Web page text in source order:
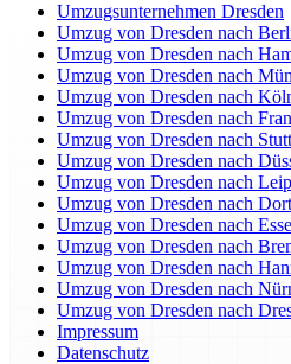
Umzugsunternehmen Dresden
Umzug von Dresden nach
Umzug von Dresden nach
Umzug von Dresden nach
Umzug von Dresden nach
Umzug von Dresden nach
Umzug von Dresden nach
Umzug von Dresden nach
Umzug von Dresden nach
Umzug von Dresden nach
Umzug von Dresden nach
Umzug von Dresden nach
Umzug von Dresden nach
Umzug von Dresden nach
Umzug von Dresden nach
Impressum
Datenschutz